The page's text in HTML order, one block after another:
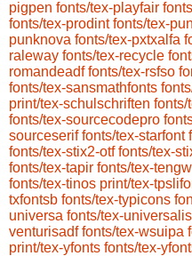
pigpen fonts/tex-playfair
fonts/tex-prodint fonts/tex-
punknova fonts/tex-pxtxalfa
raleway fonts/tex-recycle
romandeadf fonts/tex-rsfso
fonts/tex-sansmathfonts
print/tex-schulschriften fonts/
fonts/tex-sourcecodepro
sourceserif fonts/tex-starfont
fonts/tex-stix2-otf fonts/tex-
fonts/tex-tapir fonts/tex-
fonts/tex-tinos print/tex-
txfontsb fonts/tex-typicons
universa fonts/tex-universalis
venturisadf fonts/tex-wsuipa
print/tex-yfonts fonts/tex-